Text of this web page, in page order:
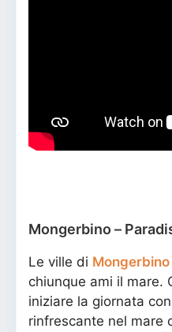
Mongerbino –
Le ville di Mongerbino
chiunque ami il mare.
iniziare la giornata
rinfrescante nel mare